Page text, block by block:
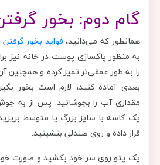
گام دوم: بخور
همانطور که می‌دانید، فواید بخور گرفتن
به منظور پاکسازی پوست در خانه نیز
را به طور عمقی‌تر تمیز کرده و همچنین
بعدی آماده کنید، لازم است بخور
مقداری آب را بجوشانید. پس از به
یک کاسه با سایز بزرگ یا متوسط
قرار داده و روی صندلی بنشینید.